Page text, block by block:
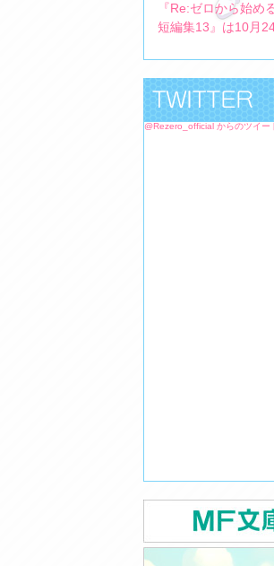
『Re:ゼロから始め
短編集13』は10月
@Rezero_official からのツイー